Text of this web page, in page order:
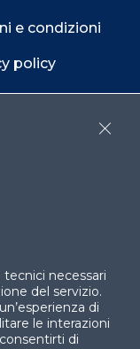
e condizioni
policy
policy
di
Center
necessari
del servizio.
di
le interazioni
di